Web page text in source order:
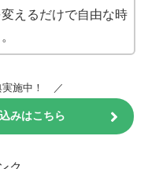
えるだけで自由な時
実施中！ ／
みはこちら